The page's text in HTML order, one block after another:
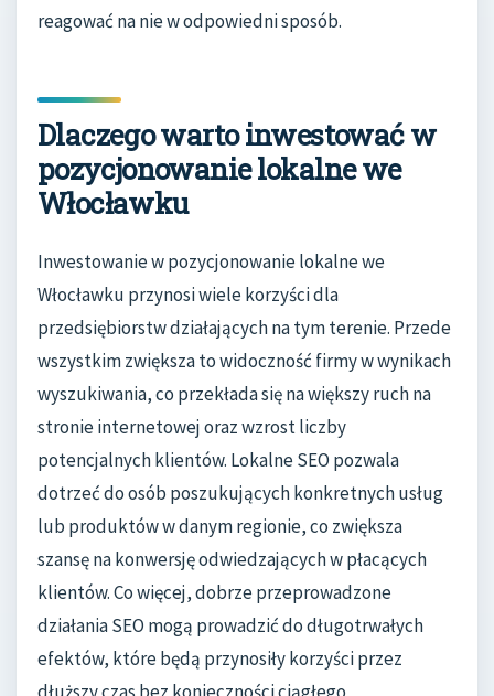
reagować na nie w odpowiedni sposób.
Dlaczego warto inwestować w
pozycjonowanie lokalne we
Włocławku
Inwestowanie w pozycjonowanie lokalne we
Włocławku przynosi wiele korzyści dla
przedsiębiorstw działających na tym terenie. Przede
wszystkim zwiększa to widoczność firmy w wynikach
wyszukiwania, co przekłada się na większy ruch na
stronie internetowej oraz wzrost liczby
potencjalnych klientów. Lokalne SEO pozwala
dotrzeć do osób poszukujących konkretnych usług
lub produktów w danym regionie, co zwiększa
szansę na konwersję odwiedzających w płacących
klientów. Co więcej, dobrze przeprowadzone
działania SEO mogą prowadzić do długotrwałych
efektów, które będą przynosiły korzyści przez